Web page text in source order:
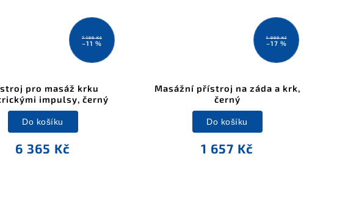
7 199 Kč
–11 %
pro masáž krku
impulsy, černý
6 365 Kč
Do košíku
1 999 Kč
–17 %
Masážní přístroj na záda a krk,
černý
1 657 Kč
Do košíku